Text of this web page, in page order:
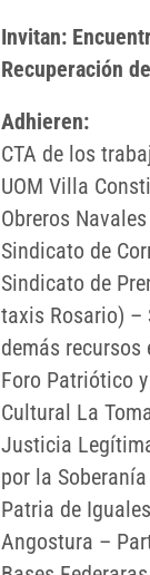
Invitan:
Recuperación
Adhieren:
CTA de los
UOM Villa
Obreros
Sindicato de
Sindicato de
taxis Rosario) –
demás
Foro Patriótico
Cultural La
Justicia
por la
Patria de
Angostura –